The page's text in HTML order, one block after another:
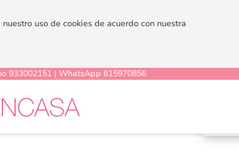
uso de cookies de acuerdo con nuestra
933002151 | WhatsApp 615970856